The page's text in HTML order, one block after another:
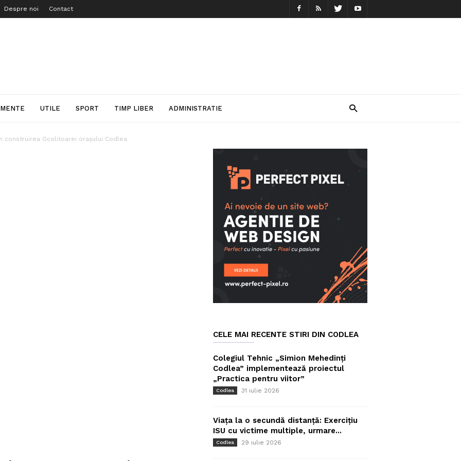
Despre noi Contact
UTILE SPORT TIMP LIBER ADMINISTRATIE
construirea Ocolitoarei orașului Codlea
CELE MAI RECENTE STIRI DIN CODLEA
Colegiul Tehnic „Simion Mehedinți
Codlea” implementează proiectul
„Practica pentru viitor”
Codlea 31 iulie 2026
Viața la o secundă distanță: Exercițiu
ISU cu victime multiple, urmare...
Codlea 29 iulie 2026